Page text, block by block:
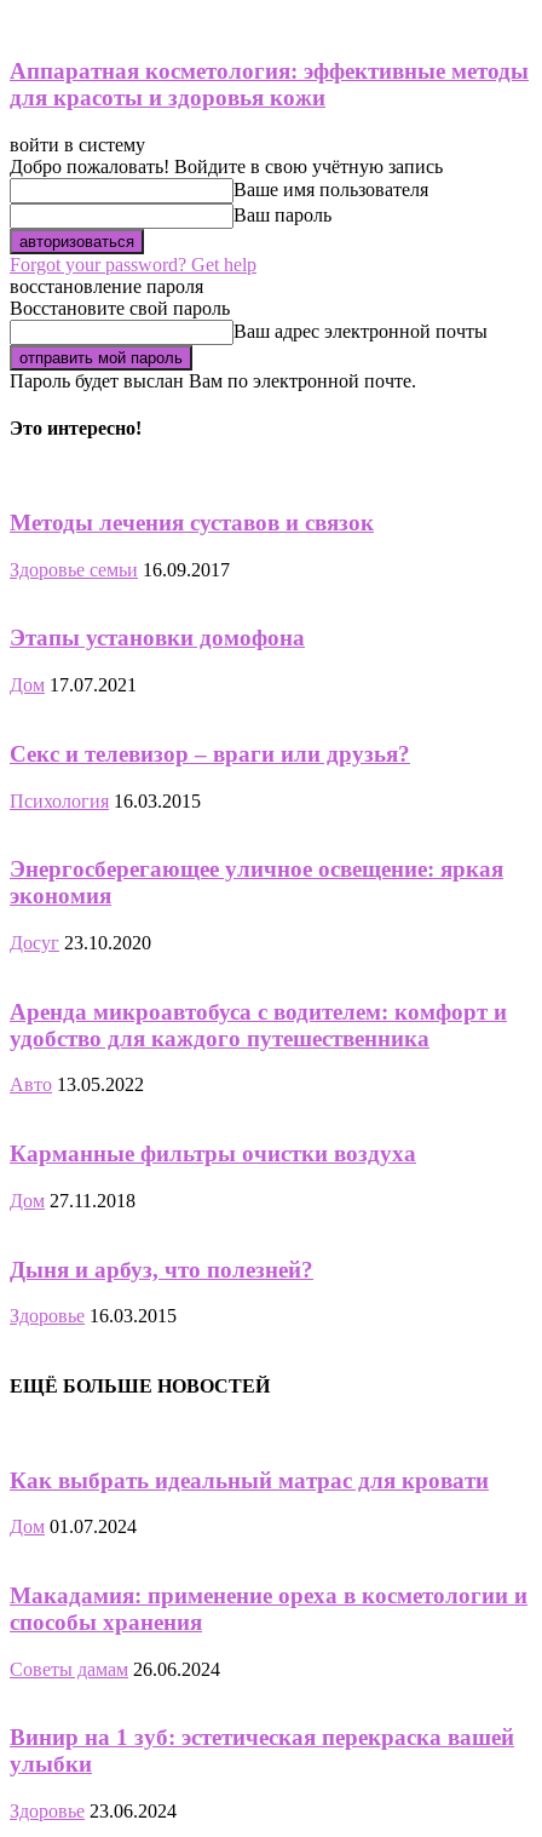
Аппаратная косметология: эффективные методы
для красоты и здоровья кожи
войти в систему
Добро пожаловать! Войдите в свою учётную запись
Ваше имя пользователя
Ваш пароль
Forgot your password? Get help
восстановление пароля
Восстановите свой пароль
Ваш адрес электронной почты
Пароль будет выслан Вам по электронной почте.
Это интересно!
Методы лечения суставов и связок
Здоровье семьи 16.09.2017
Этапы установки домофона
Дом 17.07.2021
Секс и телевизор – враги или друзья?
Психология 16.03.2015
Энергосберегающее уличное освещение: яркая
экономия
Досуг 23.10.2020
Аренда микроавтобуса с водителем: комфорт и
удобство для каждого путешественника
Авто 13.05.2022
Карманные фильтры очистки воздуха
Дом 27.11.2018
Дыня и арбуз, что полезней?
Здоровье 16.03.2015
ЕЩЁ БОЛЬШЕ НОВОСТЕЙ
Как выбрать идеальный матрас для кровати
Дом 01.07.2024
Макадамия: применение ореха в косметологии и
способы хранения
Советы дамам 26.06.2024
Винир на 1 зуб: эстетическая перекраска вашей
улыбки
Здоровье 23.06.2024